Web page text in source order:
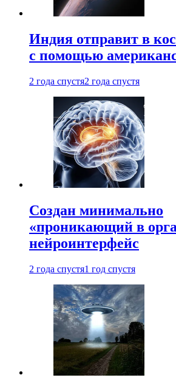
Индия отправит в
с помощью
2 года спустя2 года спустя
Создан минимально
«проникающий в
нейроинтерфейс
2 года спустя1 год спустя